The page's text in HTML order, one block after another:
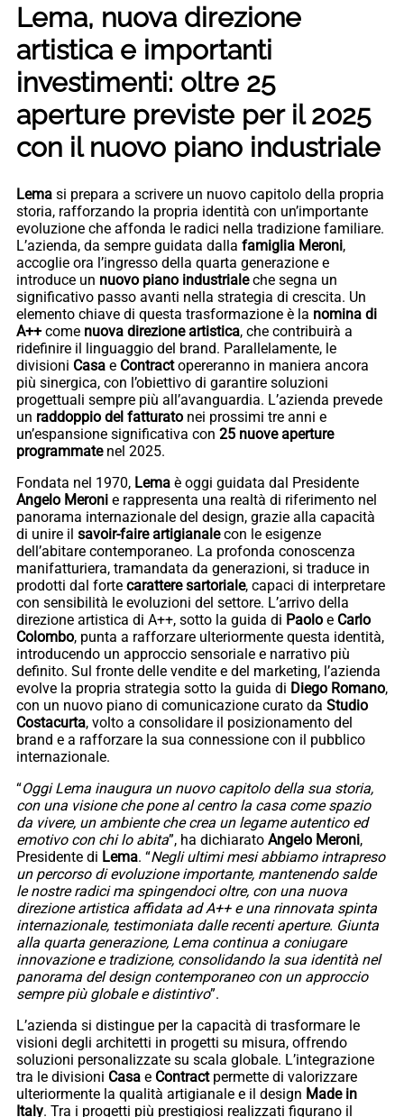
Lema, nuova direzione
artistica e importanti
investimenti: oltre 25
aperture previste per il 2025
con il nuovo piano industriale
Lema si prepara a scrivere un nuovo capitolo della propria
storia, rafforzando la propria identità con un’importante
evoluzione che affonda le radici nella tradizione familiare.
L’azienda, da sempre guidata dalla famiglia Meroni,
accoglie ora l’ingresso della quarta generazione e
introduce un nuovo piano industrialeche segna un
significativo passo avanti nella strategia di crescita. Un
elemento chiave di questa trasformazione è la nomina di
A++ come nuova direzione artistica, che contribuirà a
ridefinire il linguaggio del brand. Parallelamente, le
divisioni Casa e Contractopereranno in maniera ancora
più sinergica, con l’obiettivo di garantire soluzioni
progettuali sempre più all’avanguardia. L’azienda prevede
un raddoppio del fatturato nei prossimi tre anni e
un’espansione significativa con 25 nuove aperture
programmatenel 2025.
Fondata nel 1970, Lema è oggi guidata dal Presidente
Angelo Meroni e rappresenta una realtà di riferimento nel
panorama internazionale del design, grazie alla capacità
di unire il savoir-faire artigianalecon le esigenze
dell’abitare contemporaneo. La profonda conoscenza
manifatturiera, tramandata da generazioni, si traduce in
prodotti dal forte carattere sartoriale, capaci di interpretare
con sensibilità le evoluzioni del settore. L’arrivo della
direzione artistica di A++, sotto la guida di Paolo e Carlo
Colombo, punta a rafforzare ulteriormente questa identità,
introducendo un approccio sensoriale e narrativo più
definito. Sul fronte delle vendite e del marketing, l’azienda
evolve la propria strategia sotto la guida di Diego Romano,
con un nuovo piano di comunicazione curato da Studio
Costacurta, volto a consolidare il posizionamento del
brand e a rafforzare la sua connessione con il pubblico
internazionale.
“Oggi Lema inaugura un nuovo capitolo della sua storia,
con una visione che pone al centro la casa come spazio
da vivere, un ambiente che crea un legame autentico ed
emotivo con chi lo abita”, ha dichiarato Angelo Meroni,
Presidente di Lema. “Negli ultimi mesi abbiamo intrapreso
un percorso di evoluzione importante, mantenendo salde
le nostre radici ma spingendoci oltre, con una nuova
direzione artistica affidata ad A++ e una rinnovata spinta
internazionale, testimoniata dalle recenti aperture. Giunta
alla quarta generazione, Lema continua a coniugare
innovazione e tradizione, consolidando la sua identità nel
panorama del design contemporaneo con un approccio
sempre più globale e distintivo”.
L’azienda si distingue per la capacità di trasformare le
visioni degli architetti in progetti su misura, offrendo
soluzioni personalizzate su scala globale. L’integrazione
tra le divisioni Casa e Contractpermette di valorizzare
ulteriormente la qualità artigianale e il design Made in
Italy. Tra i progetti più prestigiosi realizzati figurano il